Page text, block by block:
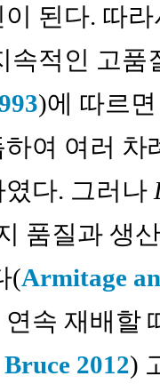
된다. 따
속적인 고
)에 따르
여 여러
다. 그러나
품질과 생
(Armitage
속 재배할
2012)